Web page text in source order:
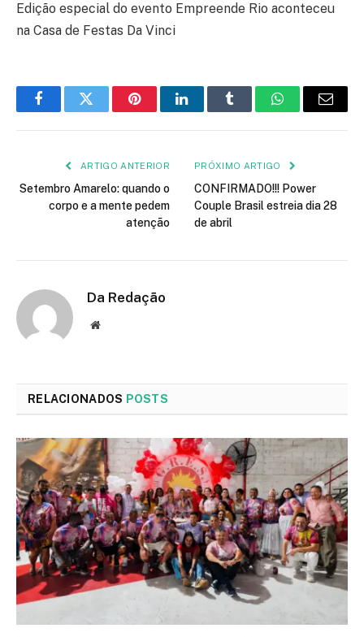
Edição especial do evento Empreende Rio aconteceu
na Casa de Festas Da Vinci
FacebookTwitter PinterestLinkedInTumblr WhatsApp
E-
ARTIGO ANTERIOR
Setembro Amarelo: quando o
corpo e a mente pedem
atenção
PRÓXIMO ARTIGO
CONFIRMADO!!! Power
Couple Brasil estreia dia 28
de abril
Da Redação
Site
RELACIONADOS POSTS